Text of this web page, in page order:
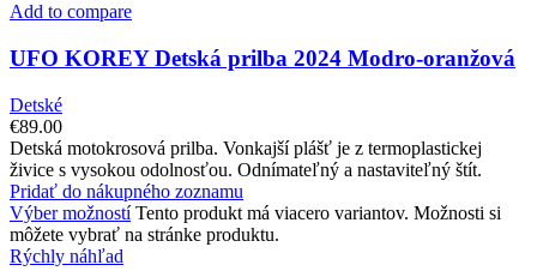
Add to compare
UFO KOREY Detská prilba 2024 Modro-oranžová
Detské
€89.00
Detská motokrosová prilba. Vonkajší plášť je z termoplastickej
živice s vysokou odolnosťou. Odnímateľný a nastaviteľný štít.
Pridať do nákupného zoznamu
Výber možností Tento produkt má viacero variantov. Možnosti si
môžete vybrať na stránke produktu.
Rýchly náhľad